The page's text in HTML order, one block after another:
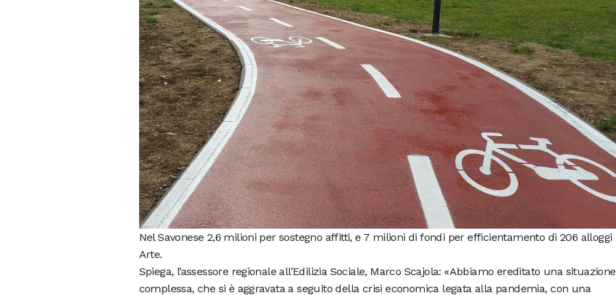
Nel Savonese 2,6 milioni per sostegno affitti, e 7 milioni di fondi per efficientamento di 206 alloggi
Arte.
Spiega, l’assessore regionale all’Edilizia Sociale, Marco Scajola: «Abbiamo ereditato una situazione
complessa, che si è aggravata a seguito della crisi economica legata alla pandemia, con una